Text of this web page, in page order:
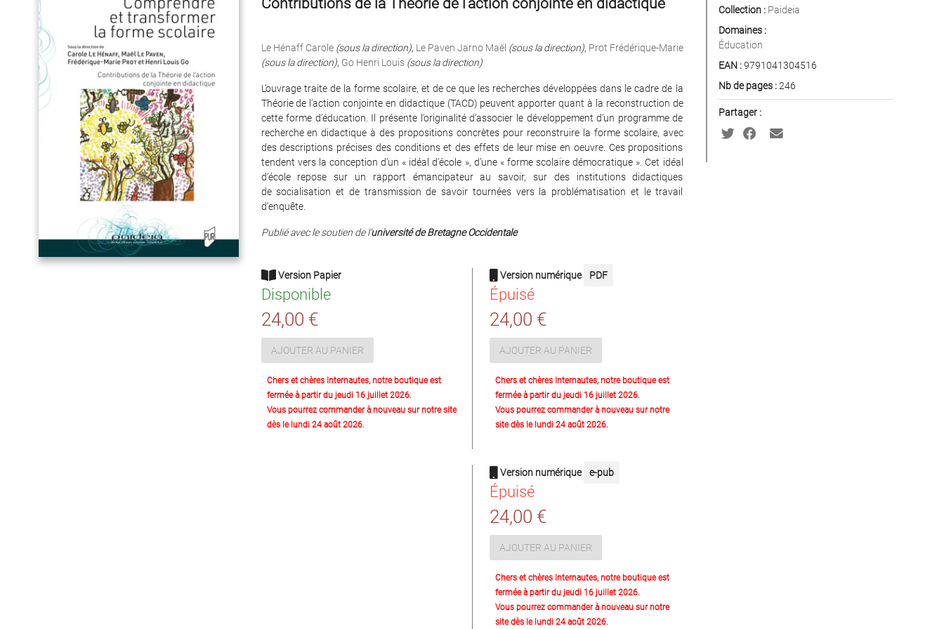
Contributions de la Théorie de l’action conjointe en didactique
Le Hénaff Carole (sous la direction), Le Paven Jarno Maël (sous la direction), Prot Frédérique-Marie
(sous la direction), Go Henri Louis (sous la direction)
L’ouvrage traite de la forme scolaire, et de ce que les recherches développées dans le cadre de la
Théorie de l’action conjointe en didactique (TACD) peuvent apporter quant à la reconstruction de
cette forme d’éducation. Il présente l’originalité d’associer le développement d’un programme de
recherche en didactique à des propositions concrètes pour reconstruire la forme scolaire, avec
des descriptions précises des conditions et des effets de leur mise en oeuvre. Ces propositions
tendent vers la conception d’un « idéal d’école », d’une « forme scolaire démocratique ». Cet idéal
d’école repose sur un rapport émancipateur au savoir, sur des institutions didactiques
de socialisation et de transmission de savoir tournées vers la problématisation et le travail
d’enquête.
Publié avec le soutien de l’université de Bretagne Occidentale
Version Papier
Disponible
24,00 €
AJOUTER AU PANIER
Chers et chères Internautes, notre boutique est
fermée à partir du jeudi 16 juillet 2026.
Vous pourrez commander à nouveau sur notre site
dès le lundi 24 août 2026.
Version numérique PDF
Épuisé
24,00 €
AJOUTER AU PANIER
Chers et chères Internautes, notre boutique est
fermée à partir du jeudi 16 juillet 2026.
Vous pourrez commander à nouveau sur notre
site dès le lundi 24 août 2026.
Version numérique e-pub
Épuisé
24,00 €
AJOUTER AU PANIER
Chers et chères Internautes, notre boutique est
fermée à partir du jeudi 16 juillet 2026.
Vous pourrez commander à nouveau sur notre
site dès le lundi 24 août 2026.
Collection : Paideia
Domaines :
Éducation
EAN :9791041304516
Nb de pages :246
Partager :